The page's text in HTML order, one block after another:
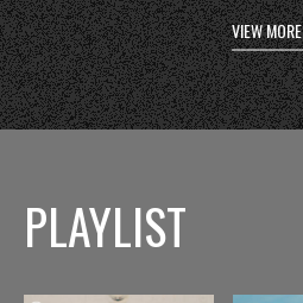
VIEW MORE
PLAYLIST